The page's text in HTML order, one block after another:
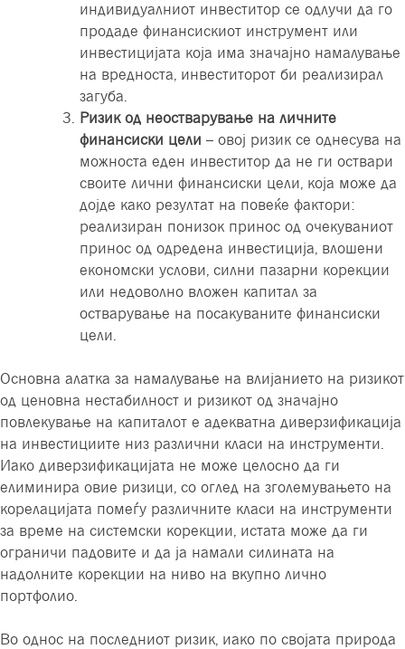
индивидуалниот инвеститор се одлучи да го
продаде финансискиот инструмент или
инвестицијата која има значајно намалување
на вредноста, инвеститорот би реализирал
загуба.
Ризик од неостварување на личните
финансиски цели – овој ризик се однесува на
можноста еден инвеститор да не ги оствари
своите лични финансиски цели, која може да
дојде како резултат на повеќе фактори:
реализиран понизок принос од очекуваниот
принос од одредена инвестиција, влошени
економски услови, силни пазарни корекции
или недоволно вложен капитал за
остварување на посакуваните финансиски
цели.
Основна алатка за намалување на влијанието на ризикот
од ценовна нестабилност и ризикот од значајно
повлекување на капиталот е адекватна диверзификација
на инвестициите низ различни класи на инструменти.
Иако диверзификацијата не може целосно да ги
елиминира овие ризици, со оглед на зголемувањето на
корелацијата помеѓу различните класи на инструменти
за време на системски корекции, истата може да ги
ограничи падовите и да ја намали силината на
надолните корекции на ниво на вкупно лично
портфолио.
Во однос на последниот ризик, иако по својата природа